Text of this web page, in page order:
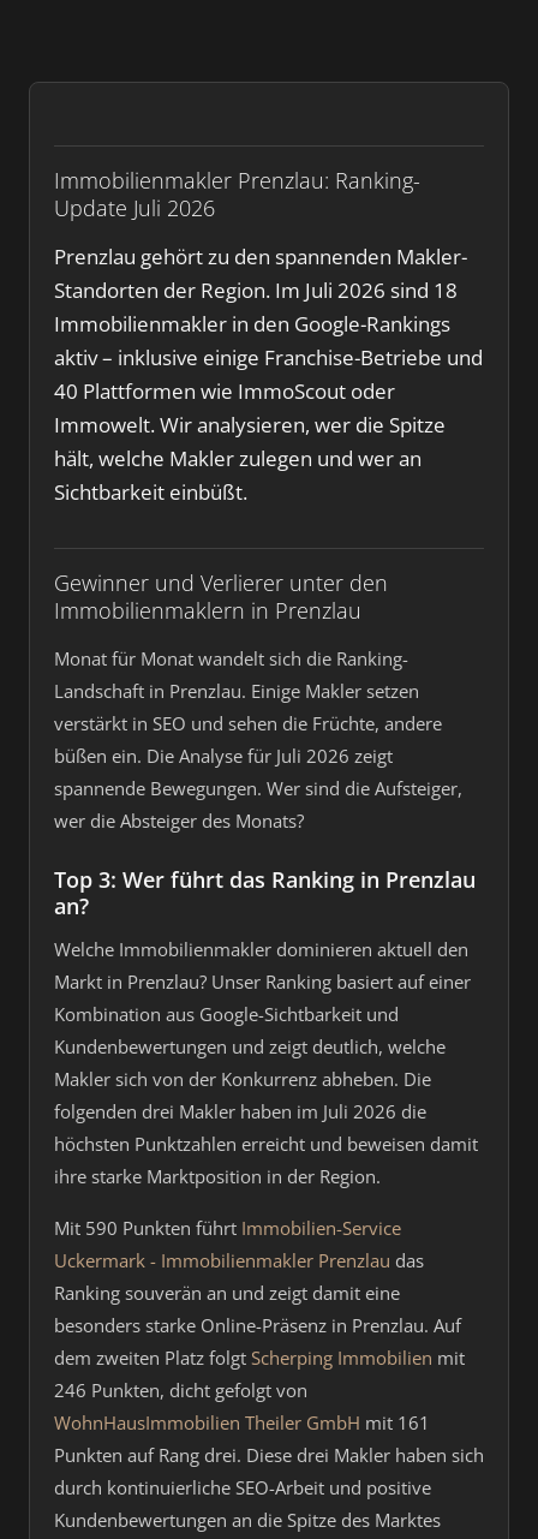
Immobilienmakler Prenzlau: Ranking-
Update Juli 2026
Prenzlau gehört zu den spannenden Makler-
Standorten der Region. Im Juli 2026 sind 18
Immobilienmakler in den Google-Rankings
aktiv – inklusive einige Franchise-Betriebe und
40 Plattformen wie ImmoScout oder
Immowelt. Wir analysieren, wer die Spitze
hält, welche Makler zulegen und wer an
Sichtbarkeit einbüßt.
Gewinner und Verlierer unter den
Immobilienmaklern in Prenzlau
Monat für Monat wandelt sich die Ranking-
Landschaft in Prenzlau. Einige Makler setzen
verstärkt in SEO und sehen die Früchte, andere
büßen ein. Die Analyse für Juli 2026 zeigt
spannende Bewegungen. Wer sind die Aufsteiger,
wer die Absteiger des Monats?
Top 3: Wer führt das Ranking in Prenzlau
an?
Welche Immobilienmakler dominieren aktuell den
Markt in Prenzlau? Unser Ranking basiert auf einer
Kombination aus Google-Sichtbarkeit und
Kundenbewertungen und zeigt deutlich, welche
Makler sich von der Konkurrenz abheben. Die
folgenden drei Makler haben im Juli 2026 die
höchsten Punktzahlen erreicht und beweisen damit
ihre starke Marktposition in der Region.
Mit 590 Punkten führt Immobilien-Service
Uckermark - Immobilienmakler Prenzlau das
Ranking souverän an und zeigt damit eine
besonders starke Online-Präsenz in Prenzlau. Auf
dem zweiten Platz folgt Scherping Immobilien mit
246 Punkten, dicht gefolgt von
WohnHausImmobilien Theiler GmbH mit 161
Punkten auf Rang drei. Diese drei Makler haben sich
durch kontinuierliche SEO-Arbeit und positive
Kundenbewertungen an die Spitze des Marktes